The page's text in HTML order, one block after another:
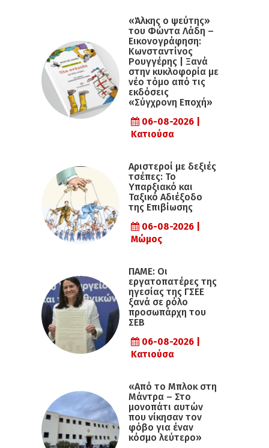
«Άλκης ο ψεύτης»
του Φώντα Λάδη –
Εικονογράφηση:
Κωνσταντίνος
Ρουγγέρης | Ξανά
στην κυκλοφορία με
νέο τόμο από τις
εκδόσεις
«Σύγχρονη Εποχή»
06-08-2026 |
Κατιούσα
Αριστεροί με δεξιές
τσέπες: Το
Υπαρξιακό και
Ταξικό Αδιέξοδο
της Επιβίωσης
06-08-2026 |
Μώμος
ΠΑΜΕ: Οι
εργατοπατέρες της
ηγεσίας της ΓΣΕΕ
ξανά σε ρόλο
προσωπάρχη του
ΣΕΒ
06-08-2026 |
Κατιούσα
«Από το Μπλοκ στη
Μάντρα – Στο
μονοπάτι αυτών
που νίκησαν τον
φόβο για έναν
κόσμο λεύτερο»